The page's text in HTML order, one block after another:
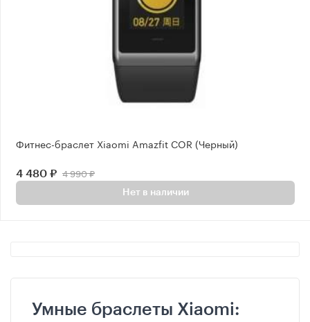
Фитнес-браслет Xiaomi Amazfit COR (Черный)
4 480 ₽ 4 990 ₽
Нет в наличии
Умные браслеты Xiaomi: